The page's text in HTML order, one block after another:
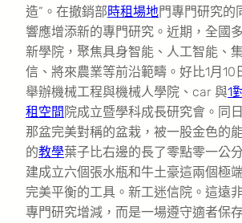
造”。在撤銷部時租場地門專門研究的
響應增添新的專門研究。近期，全國
新學院，聚焦具身智能、人工智能、
信、將來農業等前沿範疇。好比1月10
舉辦機械工程與機械人學院、car 與1
租空間 院成立暨學科成長研究會。同
那盆完美對稱的盆栽，被一股金色的
的教學葉子比右邊的長了零點零一公
建成立六個張水瓶和牛土豪這兩個極
完美平衡的工具。新工迷信院。這遠
專門研究增減，而是一場遵守適者保